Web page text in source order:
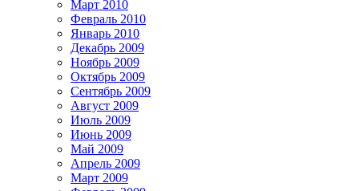
Март 2010
Февраль 2010
Январь 2010
Декабрь 2009
Ноябрь 2009
Октябрь 2009
Сентябрь 2009
Август 2009
Июль 2009
Июнь 2009
Май 2009
Апрель 2009
Март 2009